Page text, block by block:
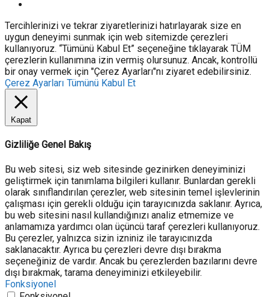
Tercihlerinizi ve tekrar ziyaretlerinizi hatırlayarak size en
uygun deneyimi sunmak için web sitemizde çerezleri
kullanıyoruz. “Tümünü Kabul Et” seçeneğine tıklayarak TÜM
çerezlerin kullanımına izin vermiş olursunuz. Ancak, kontrollü
bir onay vermek için "Çerez Ayarları"nı ziyaret edebilirsiniz.
Çerez Ayarları Tümünü Kabul Et
Kapat
Gizliliğe Genel Bakış
Bu web sitesi, siz web sitesinde gezinirken deneyiminizi
geliştirmek için tanımlama bilgileri kullanır. Bunlardan gerekli
olarak sınıflandırılan çerezler, web sitesinin temel işlevlerinin
çalışması için gerekli olduğu için tarayıcınızda saklanır. Ayrıca,
bu web sitesini nasıl kullandığınızı analiz etmemize ve
anlamamıza yardımcı olan üçüncü taraf çerezleri kullanıyoruz.
Bu çerezler, yalnızca sizin izniniz ile tarayıcınızda
saklanacaktır. Ayrıca bu çerezleri devre dışı bırakma
seçeneğiniz de vardır. Ancak bu çerezlerden bazılarını devre
dışı bırakmak, tarama deneyiminizi etkileyebilir.
Fonksiyonel